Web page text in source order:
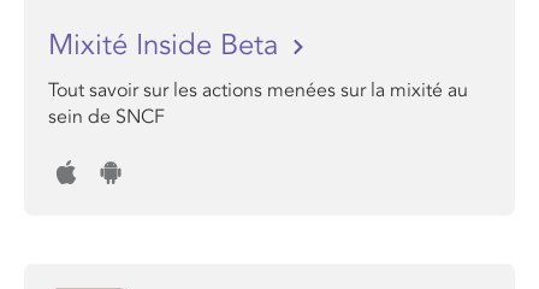
Mixité Inside Beta
Tout savoir sur les actions menées sur la mixité au
sein de SNCF